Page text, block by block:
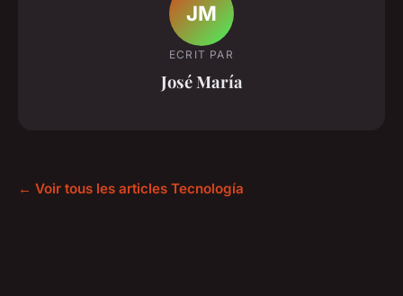
JM
ECRIT PAR
José María
← Voir tous les articles Tecnología